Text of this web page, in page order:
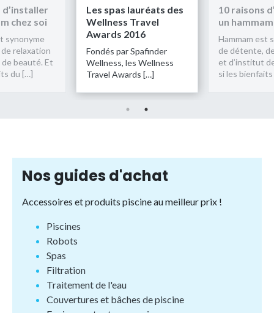
Les spas lauréats des
Wellness Travel
Awards 2016
Fondés par Spafinder
Wellness, les Wellness
Travel Awards […]
10 raisons d’installer
un hammam chez soi
Hammam est synonyme
de détente, de relaxation
et d’institut de beauté. Et
si les bienfaits du […]
Nos guides d'achat
Accessoires et produits piscine au meilleur prix !
Piscines
Robots
Spas
Filtration
Traitement de l'eau
Couvertures et bâches de piscine